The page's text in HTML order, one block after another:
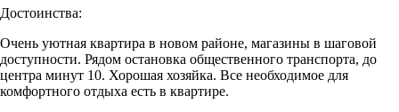
Достоинства:
Очень уютная квартира в новом районе, магазины в шаговой
доступности. Рядом остановка общественного транспорта, до
центра минут 10. Хорошая хозяйка. Все необходимое для
комфортного отдыха есть в квартире.